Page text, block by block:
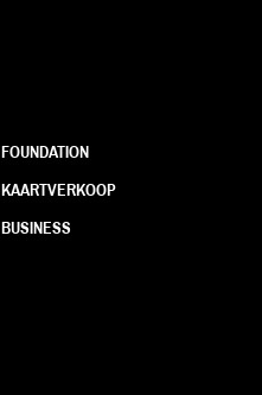
FOUNDATION
KAARTVERKOOP
BUSINESS